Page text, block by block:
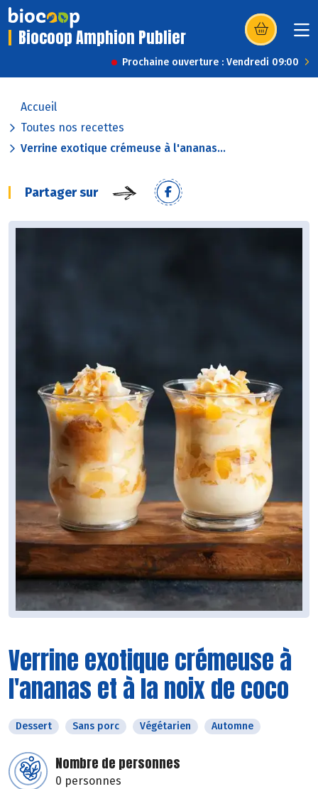
Biocoop Amphion Publier (s’ouvre dans
Prochaine ouverture : Vendredi 09:00
Accueil
Toutes nos recettes
Verrine exotique crémeuse à l'ananas...
Partager sur
Verrine exotique crémeuse à
l'ananas et à la noix de coco
Dessert Sans porc Végétarien Automne
Nombre de personnes
0 personnes